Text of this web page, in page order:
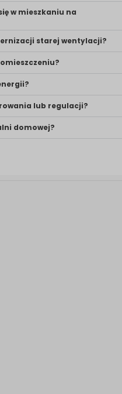
w mieszkaniu na
starej wentylacji?
lub regulacji?
domowej?